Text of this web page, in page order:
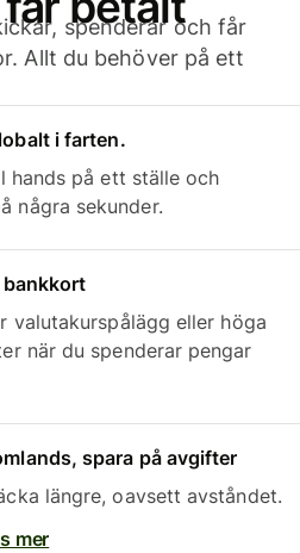
spenderar och får
Allt du behöver på ett
i farten.
hands på ett ställe och
några sekunder.
valutakurspålägg eller höga
när du spenderar pengar
spara på avgifter
längre, oavsett avståndet.
mer